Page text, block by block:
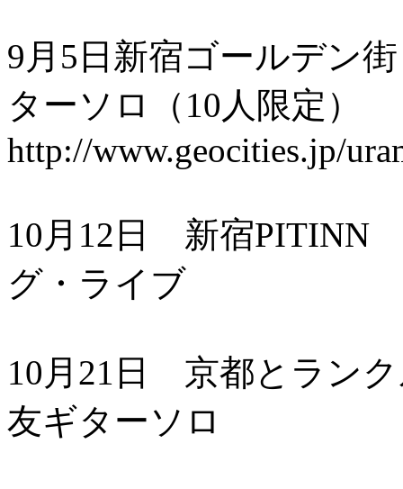
9月5日新宿ゴールデン
ターソロ（10人限定）
http://www.geocities.jp/
10月12日 新宿PITINN
グ・ライブ
10月21日 京都とラン
友ギターソロ